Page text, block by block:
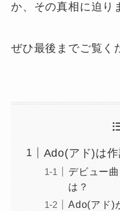
か、その真相に迫り
ぜひ最後までご覧く
Ado(アド)は
デビュー
は？
Ado(アド)